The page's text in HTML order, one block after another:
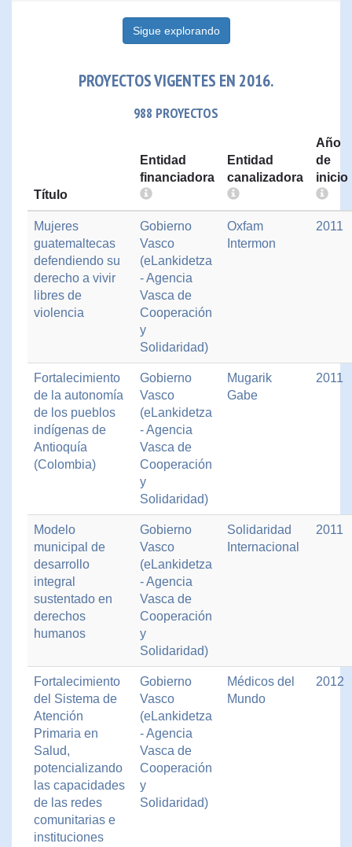
Sigue explorando
PROYECTOS VIGENTES EN 2016.
988 PROYECTOS
Título
Entidad
financiadora
Entidad
canalizadora
Año
de
inicio
Mujeres
guatemaltecas
defendiendo su
derecho a vivir
libres de
violencia
Gobierno
Vasco
(eLankidetza
- Agencia
Vasca de
Cooperación
y
Solidaridad)
Oxfam
Intermon
2011
Fortalecimiento
de la autonomía
de los pueblos
indígenas de
Antioquía
(Colombia)
Gobierno
Vasco
(eLankidetza
- Agencia
Vasca de
Cooperación
y
Solidaridad)
Mugarik
Gabe
2011
Modelo
municipal de
desarrollo
integral
sustentado en
derechos
humanos
Gobierno
Vasco
(eLankidetza
- Agencia
Vasca de
Cooperación
y
Solidaridad)
Solidaridad
Internacional
2011
Fortalecimiento
del Sistema de
Atención
Primaria en
Salud,
potencializando
las capacidades
de las redes
comunitarias e
instituciones
Gobierno
Vasco
(eLankidetza
- Agencia
Vasca de
Cooperación
y
Solidaridad)
Médicos del
Mundo
2012